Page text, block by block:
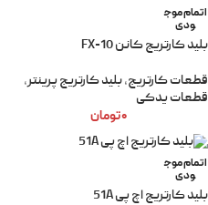
اتمام موج
ودی
بلید کارتریج کانن FX-10
قطعات کارتریج,بلید کارتریج پرینتر,
قطعات یدکی
۰تومان
اتمام موج
ودی
بلید کارتریج اچ پی 51A